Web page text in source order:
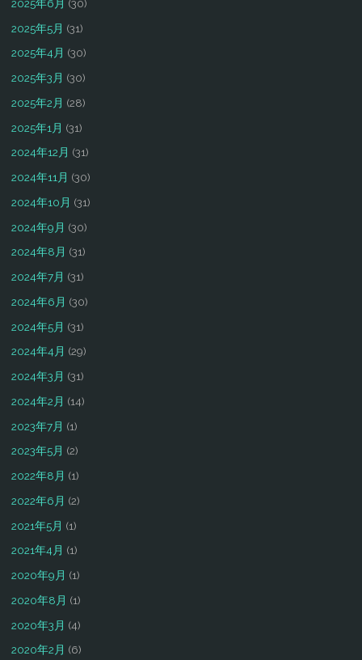
2025年6月 (30)
2025年5月 (31)
2025年4月 (30)
2025年3月 (30)
2025年2月 (28)
2025年1月 (31)
2024年12月 (31)
2024年11月 (30)
2024年10月 (31)
2024年9月 (30)
2024年8月 (31)
2024年7月 (31)
2024年6月 (30)
2024年5月 (31)
2024年4月 (29)
2024年3月 (31)
2024年2月 (14)
2023年7月 (1)
2023年5月 (2)
2022年8月 (1)
2022年6月 (2)
2021年5月 (1)
2021年4月 (1)
2020年9月 (1)
2020年8月 (1)
2020年3月 (4)
2020年2月 (6)